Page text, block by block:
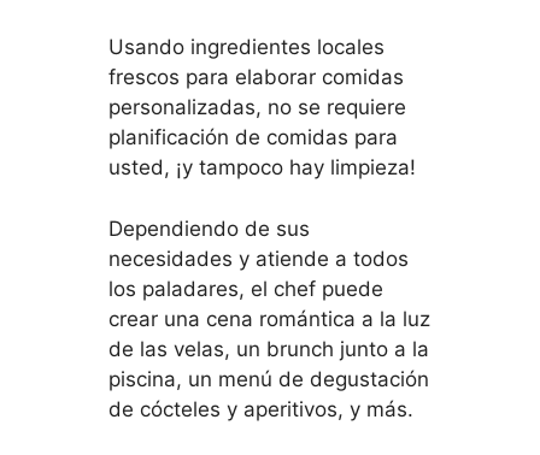
Usando ingredientes locales
frescos para elaborar comidas
personalizadas, no se requiere
planificación de comidas para
usted, ¡y tampoco hay limpieza!
Dependiendo de sus
necesidades y atiende a todos
los paladares, el chef puede
crear una cena romántica a la luz
de las velas, un brunch junto a la
piscina, un menú de degustación
de cócteles y aperitivos, y más.